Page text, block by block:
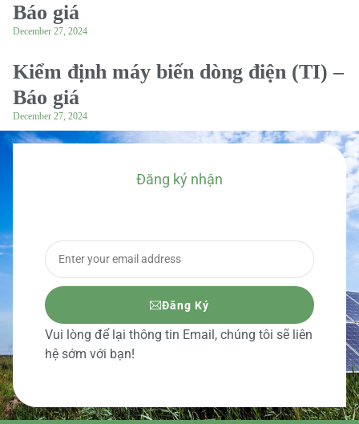
Báo giá
December 27, 2024
Kiểm định máy biến dòng điện (TI) –
Báo giá
December 27, 2024
Đăng ký nhận
Đăng Ký
Vui lòng để lại thông tin Email, chúng tôi sẽ liên
hệ sớm với bạn!